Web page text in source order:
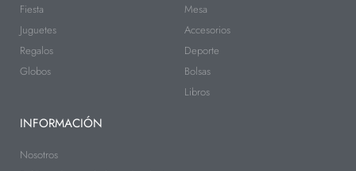
Fiesta
Juguetes
Regalos
Globos
Mesa
Accesorios
Deporte
Bolsas
Libros
INFORMACIÓN
Nosotros